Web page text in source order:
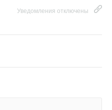
Уведомления отключены